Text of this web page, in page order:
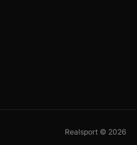
Realsport © 2026